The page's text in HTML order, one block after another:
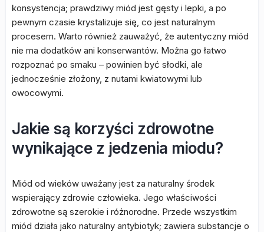
konsystencja; prawdziwy miód jest gęsty i lepki, a po
pewnym czasie krystalizuje się, co jest naturalnym
procesem. Warto również zauważyć, że autentyczny miód
nie ma dodatków ani konserwantów. Można go łatwo
rozpoznać po smaku – powinien być słodki, ale
jednocześnie złożony, z nutami kwiatowymi lub
owocowymi.
Jakie są korzyści zdrowotne
wynikające z jedzenia miodu?
Miód od wieków uważany jest za naturalny środek
wspierający zdrowie człowieka. Jego właściwości
zdrowotne są szerokie i różnorodne. Przede wszystkim
miód działa jako naturalny antybiotyk; zawiera substancje o